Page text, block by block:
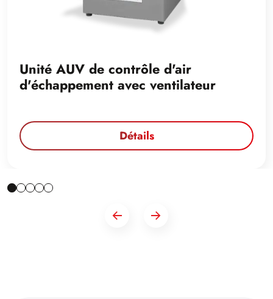
Unité AUV de contrôle d'air
d'échappement avec ventilateur
Détails